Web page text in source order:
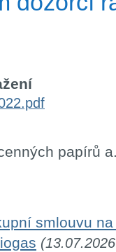
papírů
smlouvu